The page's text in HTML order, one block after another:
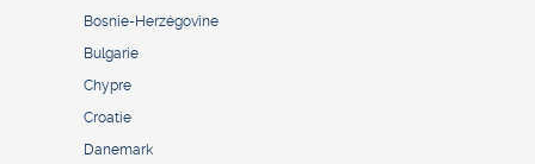
Bosnie-Herzégovine
Bulgarie
Chypre
Croatie
Danemark